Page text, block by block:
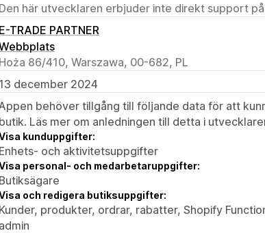
Den här utvecklaren erbjuder inte direkt support
E-TRADE PARTNER
Hoża 86/410, Warszawa, 00-682, PL
13 december 2024
behöver tillgång till följande data för att
butik. Läs mer om anledningen till detta i
kunduppgifter:
Enhets- och aktivitetsuppgifter
personal- och medarbetaruppgifter:
Butiksägare
och redigera butiksuppgifter:
Kunder, produkter, ordrar, rabatter, Shopify
admin